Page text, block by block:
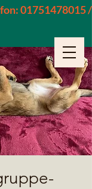
01751478015 /